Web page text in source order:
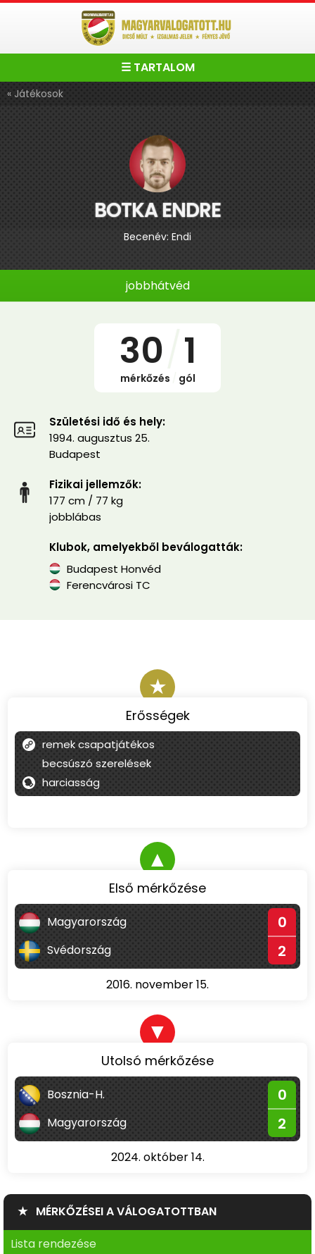
☰ TARTALOM
« Játékosok
BOTKA ENDRE
Becenév: Endi
jobbhátvéd
30 1
mérkőzés gól
Születési idő és hely:
1994. augusztus 25.
Budapest
Fizikai jellemzők:
177 cm / 77 kg
jobblábas
Klubok, amelyekből beválogatták:
Budapest Honvéd
Ferencvárosi TC
★
Erősségek
remek csapatjátékos
becsúszó szerelések
harciasság
▲
Első mérkőzése
Magyarország 0
Svédország 2
2016. november 15.
▼
Utolsó mérkőzése
Bosznia-H. 0
Magyarország 2
2024. október 14.
★ MÉRKŐZÉSEI A VÁLOGATOTTBAN
Lista rendezése